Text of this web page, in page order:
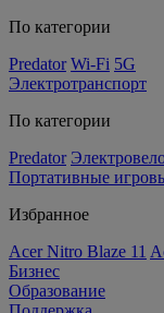
По категории
Predator Wi-Fi 5G
Электротранспорт
По категории
Predator
Портативные
Избранное
Acer Nitro Blaze 11
Бизнес
Образование